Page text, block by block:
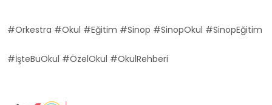
#Orkestra #Okul #Eğitim #Sinop #SinopOkul #SinopEğitim
#İşteBuOkul #ÖzelOkul #OkulRehberi